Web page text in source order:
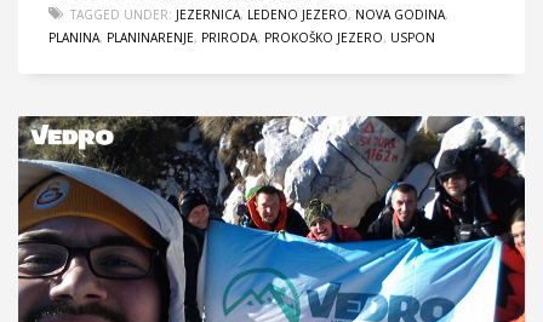
TAGGED UNDER: JEZERNICA, LEDENO JEZERO, NOVA GODINA,
PLANINA, PLANINARENJE, PRIRODA, PROKOŠKO JEZERO, USPON